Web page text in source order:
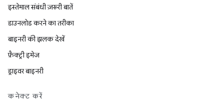
इस्तेमाल संबंधी ज़रूरी बातें
डाउनलोड करने का तरीका
बाइनरी की झलक देखें
फ़ैक्ट्री इमेज
ड्राइवर बाइनरी
कनेक्ट करें